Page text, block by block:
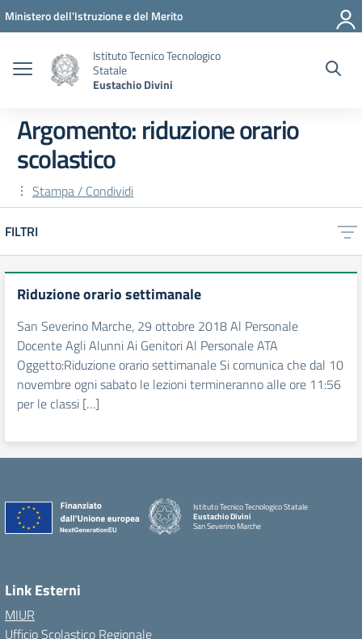
Vai ai contenuti
Vai al menu di navigazione
Vai al footer
Ministero dell'Istruzione e del Merito
Istituto Tecnico Tecnologico
Statale
Eustachio Divini
Argomento: riduzione orario
scolastico
Stampa / Condividi
FILTRI
Riduzione orario settimanale
San Severino Marche, 29 ottobre 2018 Al Personale
Docente Agli Alunni Ai Genitori Al Personale ATA
Oggetto:Riduzione orario settimanale Si comunica che dal 10
novembre ogni sabato le lezioni termineranno alle ore 11:56
per le classi […]
Istituto Tecnico Tecnologico Statale
Eustachio Divini
San Severino Marche
Link Esterni
MIUR
Ufficio Scolastico Regionale